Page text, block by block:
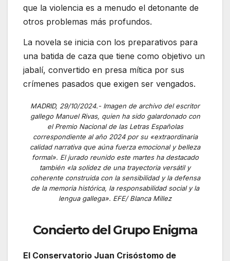
que la violencia es a menudo el detonante de
otros problemas más profundos.
La novela se inicia con los preparativos para
una batida de caza que tiene como objetivo un
jabalí, convertido en presa mítica por sus
crímenes pasados que exigen ser vengados.
MADRID, 29/10/2024.- Imagen de archivo del escritor
gallego Manuel Rivas, quien ha sido galardonado con
el Premio Nacional de las Letras Españolas
correspondiente al año 2024 por su «extraordinaria
calidad narrativa que aúna fuerza emocional y belleza
formal». El jurado reunido este martes ha destacado
también «la solidez de una trayectoria versátil y
coherente construida con la sensibilidad y la defensa
de la memoria histórica, la responsabilidad social y la
lengua gallega». EFE/ Blanca Millez
Concierto del Grupo Enigma
El Conservatorio Juan Crisóstomo de